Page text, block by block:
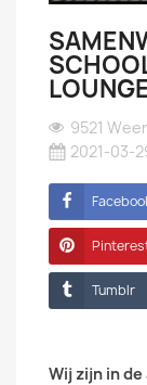
9521
2021-03-
Tumblr
Wij zijn in